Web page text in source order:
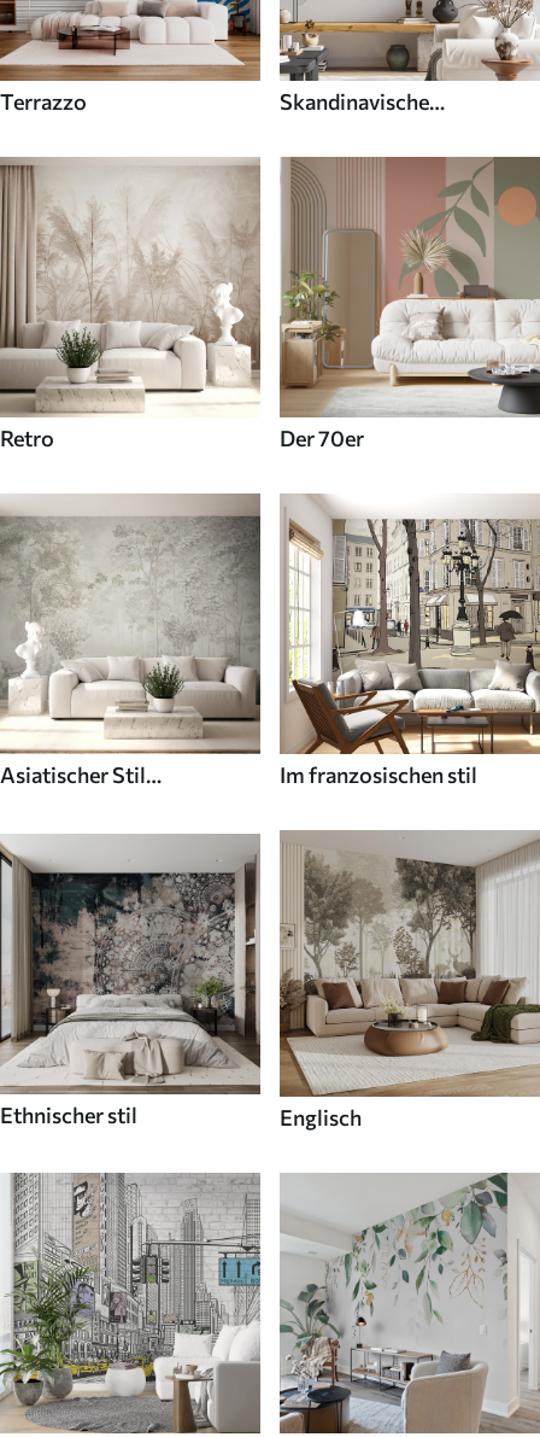
Terrazzo
Skandinavische
Retro Der 70er
Asiatischer Stil
Im franzosischen stil
Ethnischer stil Englisch